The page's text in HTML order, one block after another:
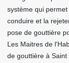
système qui
conduire et la
pose de gouttière
Les Maitres de
de gouttière à